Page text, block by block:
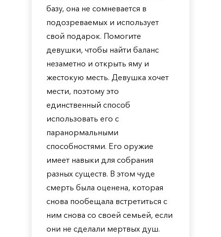
базу, она не сомневается в
подозреваемых и использует
свой подарок. Помогите
девушки, чтобы найти баланс
незаметно и открыть яму и
жестокую месть. Девушка хочет
мести, поэтому это
единственный способ
использовать его с
паранормальными
способностями. Его оружие
имеет навыки для собрания
разных существ. В этом чуде
смерть была оценена, которая
снова пообещала встретиться с
ним снова со своей семьей, если
они не сделали мертвых душ.